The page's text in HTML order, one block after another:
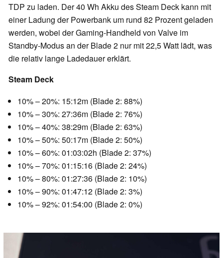
TDP zu laden. Der 40 Wh Akku des Steam Deck kann mit
einer Ladung der Powerbank um rund 82 Prozent geladen
werden, wobei der Gaming-Handheld von Valve im
Standby-Modus an der Blade 2 nur mit 22,5 Watt lädt, was
die relativ lange Ladedauer erklärt.
Steam Deck
10% – 20%: 15:12m (Blade 2: 88%)
10% – 30%: 27:36m (Blade 2: 76%)
10% – 40%: 38:29m (Blade 2: 63%)
10% – 50%: 50:17m (Blade 2: 50%)
10% – 60%: 01:03:02h (Blade 2: 37%)
10% – 70%: 01:15:16 (Blade 2: 24%)
10% – 80%: 01:27:36 (Blade 2: 10%)
10% – 90%: 01:47:12 (Blade 2: 3%)
10% – 92%: 01:54:00 (Blade 2: 0%)